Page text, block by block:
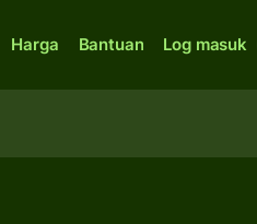
Harga Bantuan Log masuk